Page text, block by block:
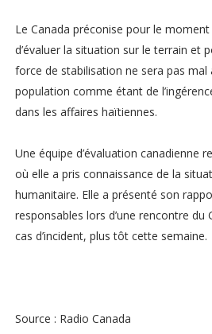
Le Canada préconise pour le
d’évaluer la situation sur le terrain et
force de stabilisation ne sera pas mal
population comme étant de
dans les affaires haïtiennes.
Une équipe d’évaluation canadienne
où elle a pris connaissance de la
humanitaire. Elle a présenté son
responsables lors d’une rencontre du
cas d’incident, plus tôt cette semaine.
Source : Radio Canada